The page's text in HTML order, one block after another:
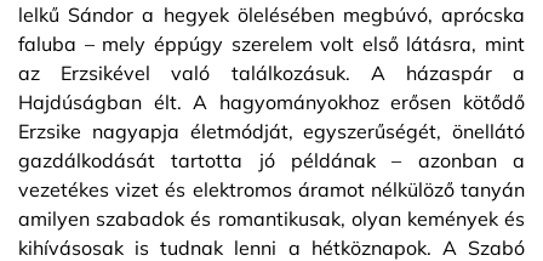
lelkű Sándor a hegyek ölelésében megbúvó, aprócska
faluba – mely éppúgy szerelem volt első látásra, mint
az Erzsikével való találkozásuk. A házaspár a
Hajdúságban élt. A hagyományokhoz erősen kötődő
Erzsike nagyapja életmódját, egyszerűségét, önellátó
gazdálkodását tartotta jó példának – azonban a
vezetékes vizet és elektromos áramot nélkülöző tanyán
amilyen szabadok és romantikusak, olyan kemények és
kihívásosak is tudnak lenni a hétköznapok. A Szabó